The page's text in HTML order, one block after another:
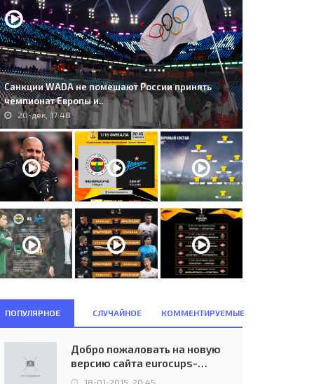
Санкции WADA не помешают России принять
чемпионат Европы и..
20-дек, 17:48
ПОПУЛЯРНОЕ СЛУЧАЙНОЕ КОММЕНТИРУЕМЫЕ
Добро пожаловать на новую
версию сайта eurocups-
uefa.ru
18-01-2015, 20:45